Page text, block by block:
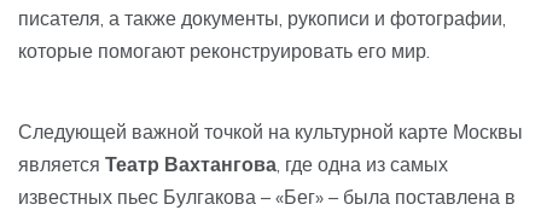
писателя, а также документы, рукописи и фотографии,
которые помогают реконструировать его мир.
Следующей важной точкой на культурной карте Москвы
является Театр Вахтангова, где одна из самых
известных пьес Булгакова – «Бег» – была поставлена в